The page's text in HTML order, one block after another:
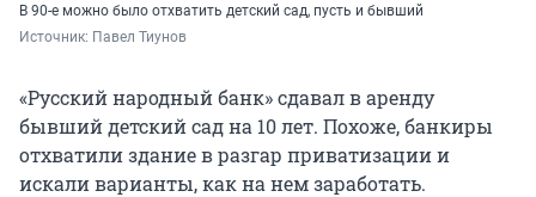
В 90-е можно было отхватить детский сад, пусть и бывший
Источник: Павел Тиунов
«Русский народный банк» сдавал в аренду
бывший детский сад на 10 лет. Похоже, банкиры
отхватили здание в разгар приватизации и
искали варианты, как на нем заработать.